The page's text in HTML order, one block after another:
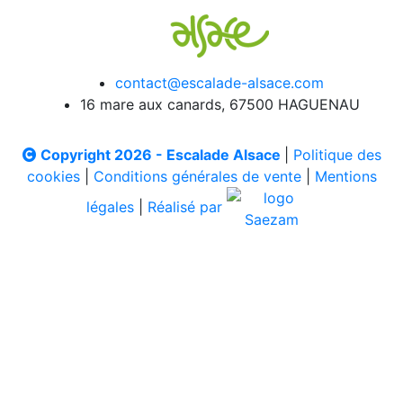
contact@escalade-alsace.com
16 mare aux canards, 67500 HAGUENAU
Copyright 2026 - Escalade Alsace
Politique des
cookies| Conditions générales de vente| Mentions
légales
Réalisé par